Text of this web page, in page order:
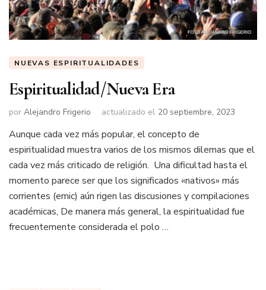
NUEVAS ESPIRITUALIDADES
Espiritualidad/Nueva Era
por Alejandro Frigerio actualizado el 20 septiembre, 2023
Aunque cada vez más popular, el concepto de
espiritualidad muestra varios de los mismos dilemas que el
cada vez más criticado de religión. Una dificultad hasta el
momento parece ser que los significados «nativos» más
corrientes (emic) aún rigen las discusiones y compilaciones
académicas, De manera más general, la espiritualidad fue
frecuentemente considerada el polo …